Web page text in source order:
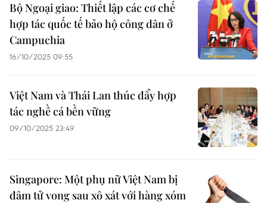
Bộ Ngoại giao: Thiết lập các cơ chế
hợp tác quốc tế bảo hộ công dân ở
Campuchia
16/10/2025 09:55
Việt Nam và Thái Lan thúc đẩy hợp
tác nghề cá bền vững
09/10/2025 23:49
Singapore: Một phụ nữ Việt Nam bị
đâm tử vong sau xô xát với hàng xóm